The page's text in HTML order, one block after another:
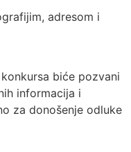
adresom i
biće pozvani
informacija i
za donošenje odluke